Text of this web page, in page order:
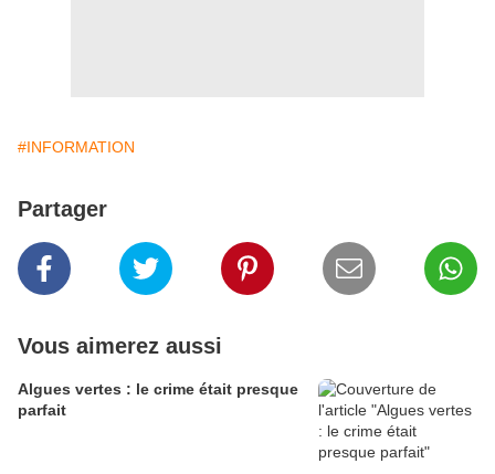
#INFORMATION
Partager
Vous aimerez aussi
Algues vertes : le crime était presque
parfait